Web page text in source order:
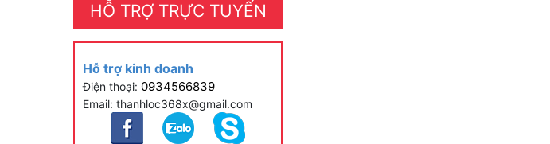
HỖ TRỢ TRỰC TUYẾN
Hỗ trợ kinh doanh
Điện thoại: 0934566839
Email: thanhloc368x@gmail.com